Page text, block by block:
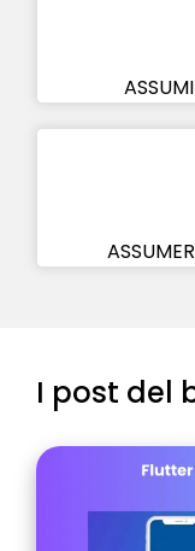
I post del